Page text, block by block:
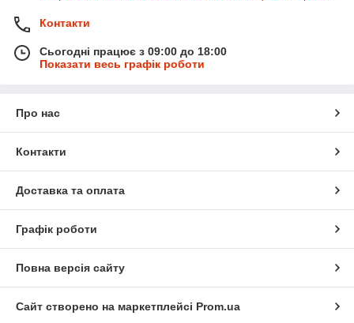
Контакти
Сьогодні працює з 09:00 до 18:00
Показати весь графік роботи
Про нас
Контакти
Доставка та оплата
Графік роботи
Повна версія сайту
Сайт створено на маркетплейсі Prom.ua